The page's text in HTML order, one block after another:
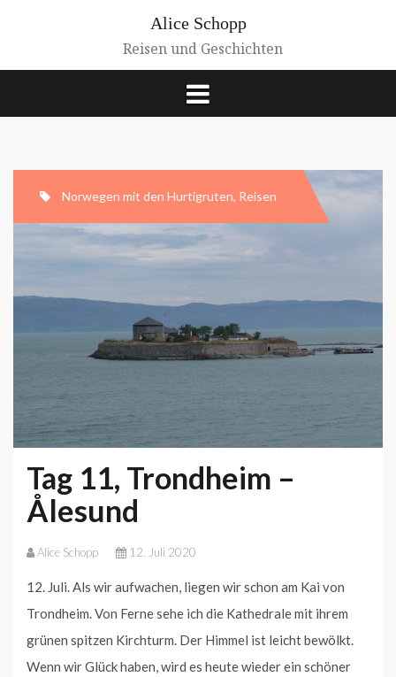
Alice Schopp
Reisen und Geschichten
Norwegen mit den Hurtigruten, Reisen
Tag 11, Trondheim –
Ålesund
Alice Schopp 12. Juli 2020
12. Juli. Als wir aufwachen, liegen wir schon am Kai von
Trondheim. Von Ferne sehe ich die Kathedrale mit ihrem
grünen spitzen Kirchturm. Der Himmel ist leicht bewölkt.
Wenn wir Glück haben, wird es heute wieder ein schöner